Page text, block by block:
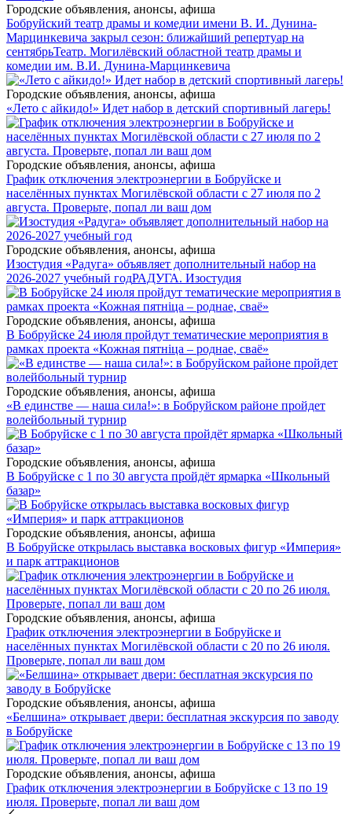
Городские объявления, анонсы, афиша
Бобруйский театр драмы и комедии имени В. И. Дунина-
Марцинкевича закрыл сезон: ближайший репертуар на
сентябрьТеатр. Могилёвский областной театр драмы и
комедии им. В.И. Дунина-Марцинкевича
Городские объявления, анонсы, афиша
«Лето с айкидо!» Идет набор в детский спортивный лагерь!
Городские объявления, анонсы, афиша
График отключения электроэнергии в Бобруйске и
населённых пунктах Могилёвской области с 27 июля по 2
августа. Проверьте, попал ли ваш дом
Городские объявления, анонсы, афиша
Изостудия «Радуга» объявляет дополнительный набор на
2026-2027 учебный годРАДУГА. Изостудия
Городские объявления, анонсы, афиша
В Бобруйске 24 июля пройдут тематические мероприятия в
рамках проекта «Кожная пятніца – роднае, сваё»
Городские объявления, анонсы, афиша
«В единстве — наша сила!»: в Бобруйском районе пройдет
волейбольный турнир
Городские объявления, анонсы, афиша
В Бобруйске с 1 по 30 августа пройдёт ярмарка «Школьный
базар»
Городские объявления, анонсы, афиша
В Бобруйске открылась выставка восковых фигур «Империя»
и парк аттракционов
Городские объявления, анонсы, афиша
График отключения электроэнергии в Бобруйске и
населённых пунктах Могилёвской области с 20 по 26 июля.
Проверьте, попал ли ваш дом
Городские объявления, анонсы, афиша
«Белшина» открывает двери: бесплатная экскурсия по заводу
в Бобруйске
Городские объявления, анонсы, афиша
График отключения электроэнергии в Бобруйске с 13 по 19
июля. Проверьте, попал ли ваш дом